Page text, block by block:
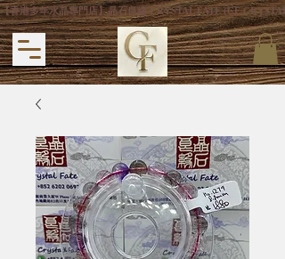
【香港多年水晶專門店】晶石良緣 CRYSTAL FATE (CF